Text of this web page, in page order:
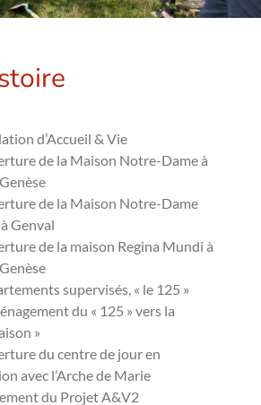
d’Accueil & Vie
de la Maison Notre-Dame à
de la Maison Notre-Dame
Genval
de la maison Regina Mundi à
supervisés, « le 125 »
du « 125 » vers la
»
du centre de jour en
avec l’Arche de Marie
du Projet A&V2